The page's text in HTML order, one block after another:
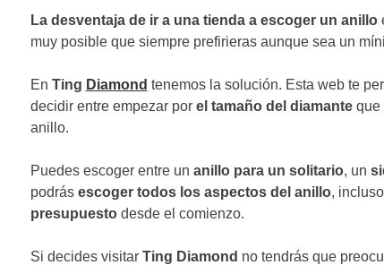
La desventaja de ir a una tienda a escoger un anillo
muy posible que siempre prefirieras aunque sea un
En Ting Diamond tenemos la solución. Esta web te
decidir entre empezar por el tamaño del diamanteque
anillo.
Puedes escoger entre un anillo para un solitario, un
podrás escoger todos los aspectos del anillo,
presupuestodesde el comienzo.
Si decides visitar Ting Diamond no tendrás que